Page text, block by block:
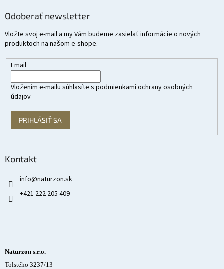
Odoberať newsletter
Vložte svoj e-mail a my Vám budeme zasielať informácie o nových
produktoch na našom e-shope.
Email
Vložením e-mailu súhlasíte s podmienkami ochrany osobných
údajov
PRIHLÁSIŤ SA
Kontakt
info@naturzon.sk
+421 222 205 409
Naturzon s.r.o.
Tolstého 3237/13